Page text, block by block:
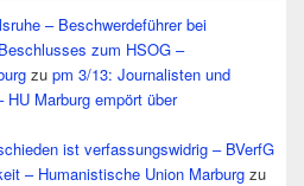
– Beschwerdeführer bei
zum HSOG –
zu pm 3/13: Journalisten und
HU Marburg empört über
ist verfassungswidrig – BVerfG
– Humanistische Union Marburg zu